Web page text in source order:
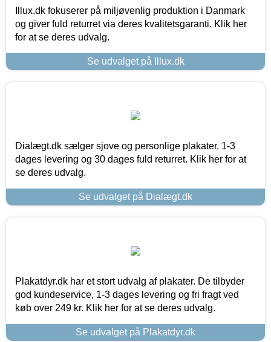
Illux.dk fokuserer på miljøvenlig produktion i Danmark
og giver fuld returret via deres kvalitetsgaranti. Klik her
for at se deres udvalg.
Se udvalget på Illux.dk
Dialægt.dk sælger sjove og personlige plakater. 1-3
dages levering og 30 dages fuld returret. Klik her for at
se deres udvalg.
Se udvalget på Dialægt.dk
Plakatdyr.dk har et stort udvalg af plakater. De tilbyder
god kundeservice, 1-3 dages levering og fri fragt ved
køb over 249 kr. Klik her for at se deres udvalg.
Se udvalget på Plakatdyr.dk